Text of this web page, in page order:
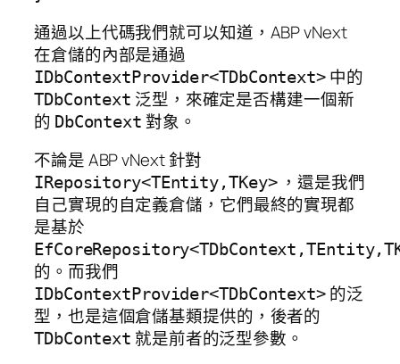
通過以上代碼我們就可以知道，ABP vNext
在倉儲的內部是通過
IDbContextProvider<TDbContext> 中的
TDbContext 泛型，來確定是否構建一個新
的 DbContext 對象。
不論是 ABP vNext 針對
IRepository<TEntity,TKey>，還是我們
自己實現的自定義倉儲，它們最終的實現都
是基於
的。而我們
IDbContextProvider<TDbContext> 的泛
型，也是這個倉儲基類提供的，後者的
TDbContext 就是前者的泛型參數。